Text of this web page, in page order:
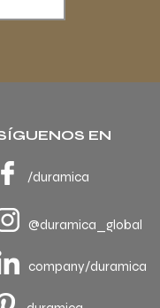
EN
/duramica
@duramica_global
company/duramica